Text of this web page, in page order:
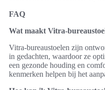
FAQ
Wat maakt Vitra-
Vitra-bureaustoelen zijn
in gedachten, waardoor ze
een gezonde houding en
kenmerken helpen bij het